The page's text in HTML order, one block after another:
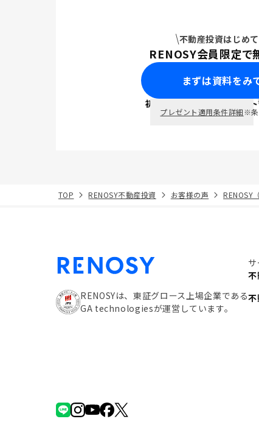
不動産投資はじめ
RENOSY会員限定で
まずは資料をみ
初回面談で ポイント
プレゼント適用条件詳細※条
TOP RENOSY不動産投資 お客様の声 RENOSY
RENOSYは、東証グロース上場企業である
GA technologiesが運営しています。